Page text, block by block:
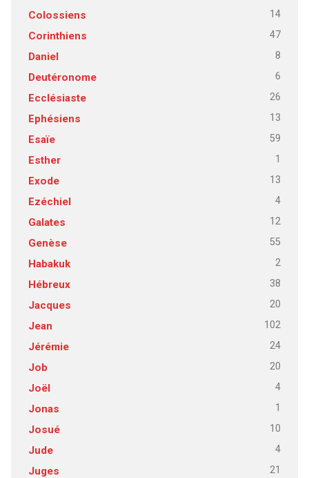
Colossiens
14
Corinthiens 47
Daniel 8
Deutéronome 6
Ecclésiaste 26
Ephésiens 13
Esaïe 59
Esther 1
Exode 13
Ezéchiel 4
Galates 12
Genèse 55
Habakuk 2
Hébreux 38
Jacques 20
Jean 102
Jérémie 24
Job 20
Joël 4
Jonas 1
Josué 10
Jude 4
Juges 21